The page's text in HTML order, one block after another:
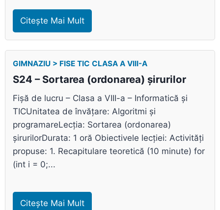
Citește Mai Mult
GIMNAZIU > FISE TIC CLASA A VIII-A
S24 – Sortarea (ordonarea) șirurilor
Fișă de lucru – Clasa a VIII-a – Informatică și
TICUnitatea de învățare: Algoritmi și
programareLecția: Sortarea (ordonarea)
șirurilorDurata: 1 oră Obiectivele lecției: Activități
propuse: 1. Recapitulare teoretică (10 minute) for
(int i = 0;...
Citește Mai Mult